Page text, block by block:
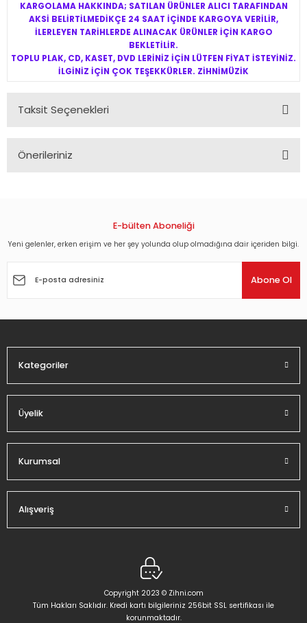
KARGOLAMA HAKKINDA; SATILAN ÜRÜNLER ALICI TARAFINDAN
AKSİ BELİRTİLMEDİKÇE 24 SAAT İÇİNDE KARGOYA VERİLİR,
İLERLEYEN TARİHLERDE ALINACAK ÜRÜNLER İÇİN KARGO
BEKLETİLİR.
TOPLU PLAK, CD, KASET, DVD LERİNİZ İÇİN LÜTFEN FİYAT İSTEYİNİZ.
İLGİNİZ İÇİN ÇOK TEŞEKKÜRLER. ZİHNİMÜZİK
Taksit Seçenekleri
Önerileriniz
Görüş ve önerileriniz için teşekkür ederiz.
Ürün açıklamasında eksik bilgiler bulunuyor.
E-bülten Aboneliği
Yeni gelenler, erken erişim ve her şey yolunda olup olmadığına dair içeriden bilgi.
Abone Ol
Kategoriler
Üyelik
Kurumsal
Alışveriş
Copyright 2023 © Zihni.com
Tüm Hakları Saklıdır. Kredi kartı bilgileriniz 256bit SSL sertifikası ile
korunmaktadır.